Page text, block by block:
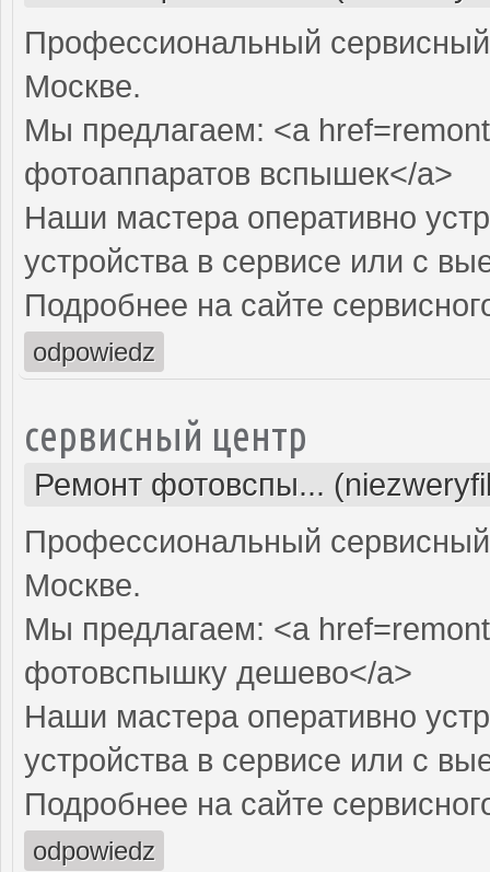
Профессиональный
Москве.
Мы предлагаем: <a
фотоаппаратов вспышек</a>
Наши мастера оперативно
устройства в сервисе или с
Подробнее на сайте
odpowiedz
сервисный центр
Ремонт фотовспы...
Профессиональный
Москве.
Мы предлагаем: <a
фотовспышку дешево</a>
Наши мастера оперативно
устройства в сервисе или с
Подробнее на сайте
odpowiedz